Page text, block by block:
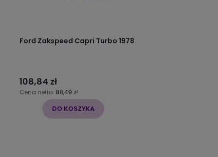
Ford Zakspeed Capri Turbo 1978
108,84 zł
Cena netto: 88,49 zł
DO KOSZYKA